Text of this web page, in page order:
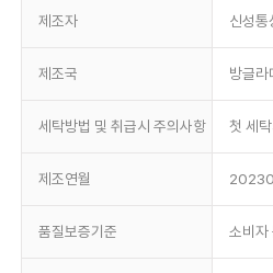
제조자 신성통
제조국 방글라
세탁방법 및 취급시 주의사항 첫 세
제조연월
품질보증기준 소비자